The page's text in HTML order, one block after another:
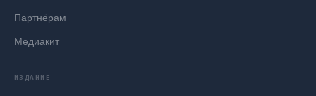
Партнёрам
Медиакит
ИЗДАНИЕ